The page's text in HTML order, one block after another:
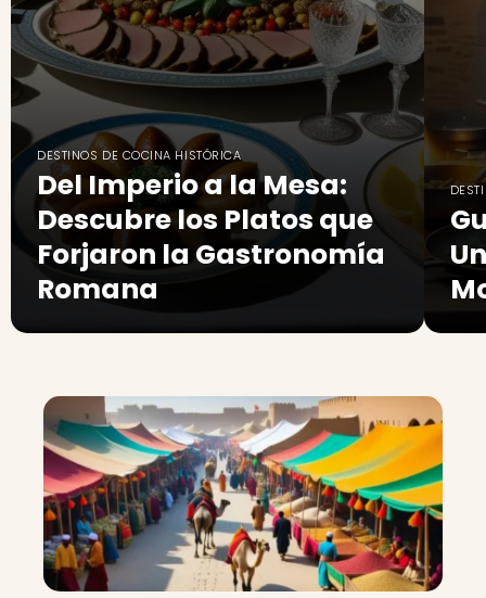
DESTINOS DE COCINA HISTÓRICA
Del Imperio a la Mesa:
Descubre los Platos que
Forjaron la Gastronomía
Romana